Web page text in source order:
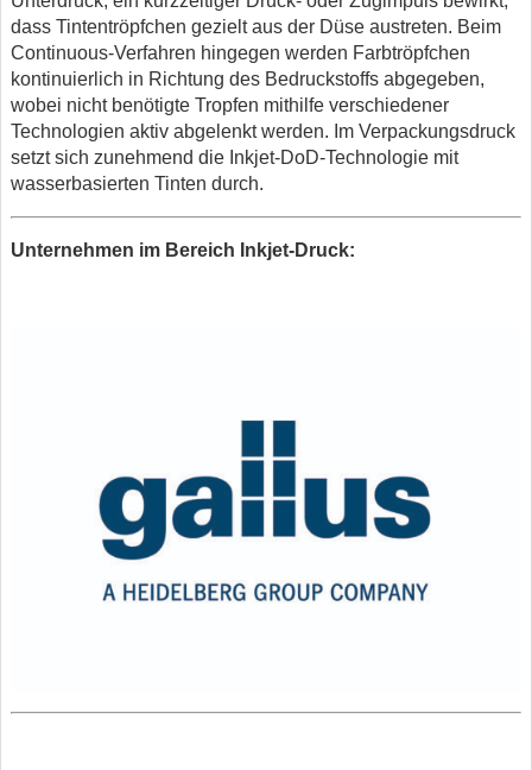
dass Tintentröpfchen gezielt aus der Düse austreten. Beim
Continuous-Verfahren hingegen werden Farbtröpfchen
kontinuierlich in Richtung des Bedruckstoffs abgegeben,
wobei nicht benötigte Tropfen mithilfe verschiedener
Technologien aktiv abgelenkt werden. Im Verpackungsdruck
setzt sich zunehmend die Inkjet-DoD-Technologie mit
wasserbasierten Tinten durch.
Unternehmen im Bereich Inkjet-Druck: